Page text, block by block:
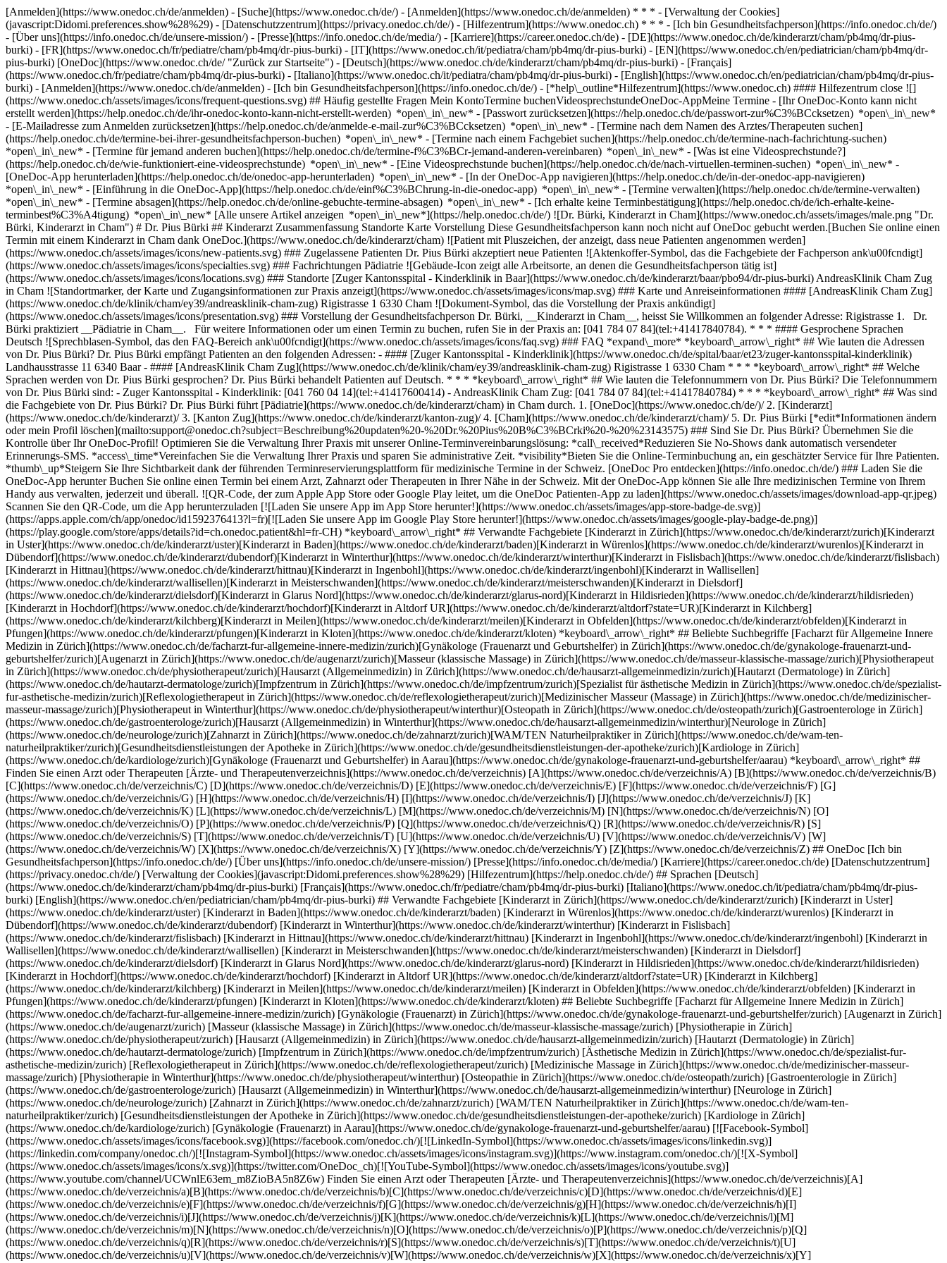
[Anmelden](https://www.onedoc.ch/de/anmelden) - [Suche](https://www.onedoc.ch/de/) - [Anmelden](https://www.onedoc.ch/de/anmelden) * * * - [Verwaltung der Cookies]
(javascript:Didomi.preferences.show%28%29) - [Datenschutzzentrum](https://privacy.onedoc.ch/de/) - [Hilfezentrum](https://www.onedoc.ch) * * * - [Ich bin Gesundheitsfachperson](https://info.onedoc.ch/de/)
- [Über uns](https://info.onedoc.ch/de/unsere-mission/) - [Presse](https://info.onedoc.ch/de/media/) - [Karriere](https://career.onedoc.ch/de) - [DE](https://www.onedoc.ch/de/kinderarzt/cham/pb4mq/dr-pius-
burki) - [FR](https://www.onedoc.ch/fr/pediatre/cham/pb4mq/dr-pius-burki) - [IT](https://www.onedoc.ch/it/pediatra/cham/pb4mq/dr-pius-burki) - [EN](https://www.onedoc.ch/en/pediatrician/cham/pb4mq/dr-
pius-burki) [OneDoc](https://www.onedoc.ch/de/ "Zurück zur Startseite") - [Deutsch](https://www.onedoc.ch/de/kinderarzt/cham/pb4mq/dr-pius-burki) - [Français]
(https://www.onedoc.ch/fr/pediatre/cham/pb4mq/dr-pius-burki) - [Italiano](https://www.onedoc.ch/it/pediatra/cham/pb4mq/dr-pius-burki) - [English](https://www.onedoc.ch/en/pediatrician/cham/pb4mq/dr-pius-
burki) - [Anmelden](https://www.onedoc.ch/de/anmelden) - [Ich bin Gesundheitsfachperson](https://info.onedoc.ch/de/) - [*help\_outline*Hilfezentrum](https://www.onedoc.ch) #### Hilfezentrum close ![]
(https://www.onedoc.ch/assets/images/icons/frequent-questions.svg) ## Häufig gestellte Fragen Mein KontoTermine buchenVideosprechstundeOneDoc-AppMeine Termine - [Ihr OneDoc-Konto kann nicht
erstellt werden](https://help.onedoc.ch/de/ihr-onedoc-konto-kann-nicht-erstellt-werden) *open\_in\_new* - [Passwort zurücksetzen](https://help.onedoc.ch/de/passwort-zur%C3%BCcksetzen) *open\_in\_new*
- [E-Mailadresse zum Anmelden zurücksetzen](https://help.onedoc.ch/de/anmelde-e-mail-zur%C3%BCcksetzen) *open\_in\_new* - [Termine nach dem Namen des Arztes/Therapeuten suchen]
(https://help.onedoc.ch/de/termine-bei-ihrer-gesundheitsfachperson-buchen) *open\_in\_new* - [Termine nach einem Fachgebiet suchen](https://help.onedoc.ch/de/termine-nach-fachrichtung-suchen)
*open\_in\_new* - [Termine für jemand anderen buchen](https://help.onedoc.ch/de/termine-f%C3%BCr-jemand-anderen-vereinbaren) *open\_in\_new* - [Was ist eine Videosprechstunde?]
(https://help.onedoc.ch/de/wie-funktioniert-eine-videosprechstunde) *open\_in\_new* - [Eine Videosprechstunde buchen](https://help.onedoc.ch/de/nach-virtuellen-terminen-suchen) *open\_in\_new* -
[OneDoc-App herunterladen](https://help.onedoc.ch/de/onedoc-app-herunterladen) *open\_in\_new* - [In der OneDoc-App navigieren](https://help.onedoc.ch/de/in-der-onedoc-app-navigieren)
*open\_in\_new* - [Einführung in die OneDoc-App](https://help.onedoc.ch/de/einf%C3%BChrung-in-die-onedoc-app) *open\_in\_new* - [Termine verwalten](https://help.onedoc.ch/de/termine-verwalten) *open\_in\_new* - [Termine absagen](https://help.onedoc.ch/de/online-gebuchte-termine-absagen) *open\_in\_new* - [Ich erhalte keine Terminbestätigung](https://help.onedoc.ch/de/ich-erhalte-keine-terminbest%C3%A4tigung) *open\_in\_new* [Alle unsere Artikel anzeigen *open\_in\_new*](https://help.onedoc.ch/de/) ![Dr. Bürki, Kinderarzt in Cham](https://www.onedoc.ch/assets/images/male.png "Dr. Bürki, Kinderarzt in Cham") # Dr. Pius Bürki ## Kinderarzt Zusammenfassung Standorte Karte Vorstellung Diese Gesundheitsfachperson kann noch nicht auf OneDoc gebucht werden.[Buchen Sie online einen Termin mit einem Kinderarzt in Cham dank OneDoc.](https://www.onedoc.ch/de/kinderarzt/cham) ![Patient mit Pluszeichen, der anzeigt, dass neue Patienten angenommen werden](https://www.onedoc.ch/assets/images/icons/new-patients.svg) ### Zugelassene Patienten Dr. Pius Bürki akzeptiert neue Patienten ![Aktenkoffer-Symbol, das die Fachgebiete der Fachperson ank\u00fcndigt](https://www.onedoc.ch/assets/images/icons/specialties.svg) ### Fachrichtungen Pädiatrie ![Gebäude-Icon zeigt alle Arbeitsorte, an denen die Gesundheitsfachperson tätig ist](https://www.onedoc.ch/assets/images/icons/locations.svg) ### Standorte [Zuger Kantonsspital - Kinderklinik in Baar](https://www.onedoc.ch/de/kinderarzt/baar/pbo94/dr-pius-burki) AndreasKlinik Cham Zug in Cham ![Standortmarker, der Karte und Zugangsinformationen zur Praxis anzeigt](https://www.onedoc.ch/assets/images/icons/map.svg) ### Karte und Anreiseinformationen #### [AndreasKlinik Cham Zug](https://www.onedoc.ch/de/klinik/cham/ey39/andreasklinik-cham-zug) Rigistrasse 1 6330 Cham ![Dokument-Symbol, das die Vorstellung der Praxis ankündigt](https://www.onedoc.ch/assets/images/icons/presentation.svg) ### Vorstellung der Gesundheitsfachperson Dr. Bürki, __Kinderarzt in Cham__, heisst Sie Willkommen an folgender Adresse: Rigistrasse 1. Dr. Bürki praktiziert __Pädiatrie in Cham__. Für weitere Informationen oder um einen Termin zu buchen, rufen Sie in der Praxis an: [041 784 07 84](tel:+41417840784). * * * #### Gesprochene Sprachen Deutsch ![Sprechblasen-Symbol, das den FAQ-Bereich ank\u00fcndigt](https://www.onedoc.ch/assets/images/icons/faq.svg) ### FAQ *expand\_more* *keyboard\_arrow\_right* ## Wie lauten die Adressen von Dr. Pius Bürki? Dr. Pius Bürki empfängt Patienten an den folgenden Adressen: - #### [Zuger Kantonsspital - Kinderklinik](https://www.onedoc.ch/de/spital/baar/et23/zuger-kantonsspital-kinderklinik) Landhausstrasse 11 6340 Baar - #### [AndreasKlinik Cham Zug](https://www.onedoc.ch/de/klinik/cham/ey39/andreasklinik-cham-zug) Rigistrasse 1 6330 Cham * * * *keyboard\_arrow\_right* ## Welche Sprachen werden von Dr. Pius Bürki gesprochen? Dr. Pius Bürki behandelt Patienten auf Deutsch. * * * *keyboard\_arrow\_right* ## Wie lauten die Telefonnummern von Dr. Pius Bürki? Die Telefonnummern von Dr. Pius Bürki sind: - Zuger Kantonsspital - Kinderklinik: [041 760 04 14](tel:+41417600414) - AndreasKlinik Cham Zug: [041 784 07 84](tel:+41417840784) * * * *keyboard\_arrow\_right* ## Was sind die Fachgebiete von Dr. Pius Bürki? Dr. Pius Bürki führt [Pädiatrie](https://www.onedoc.ch/de/kinderarzt/cham) in Cham durch. 1. [OneDoc](https://www.onedoc.ch/de/)/ 2. [Kinderarzt](https://www.onedoc.ch/de/kinderarzt)/ 3. [Kanton Zug](https://www.onedoc.ch/de/kinderarzt/kanton-zug)/ 4. [Cham](https://www.onedoc.ch/de/kinderarzt/cham)/ 5. Dr. Pius Bürki [*edit*Informationen ändern oder mein Profil löschen](mailto:support@onedoc.ch?subject=Beschreibung%20updaten%20-%20Dr.%20Pius%20B%C3%BCrki%20-%20%23143575) ### Sind Sie Dr. Pius Bürki? Übernehmen Sie die Kontrolle über Ihr OneDoc-Profil! Optimieren Sie die Verwaltung Ihrer Praxis mit unserer Online-Terminvereinbarungslösung: *call\_received*Reduzieren Sie No-Shows dank automatisch versendeter Erinnerungs-SMS. *access\_time*Vereinfachen Sie die Verwaltung Ihrer Praxis und sparen Sie administrative Zeit. *visibility*Bieten Sie die Online-Terminbuchung an, ein geschätzter Service für Ihre Patienten. *thumb\_up*Steigern Sie Ihre Sichtbarkeit dank der führenden Terminreservierungsplattform für medizinische Termine in der Schweiz. [OneDoc Pro entdecken](https://info.onedoc.ch/de/) ### Laden Sie die OneDoc-App herunter Buchen Sie online einen Termin bei einem Arzt, Zahnarzt oder Therapeuten in Ihrer Nähe in der Schweiz. Mit der OneDoc-App können Sie alle Ihre medizinischen Termine von Ihrem Handy aus verwalten, jederzeit und überall. ![QR-Code, der zum Apple App Store oder Google Play leitet, um die OneDoc Patienten-App zu laden](https://www.onedoc.ch/assets/images/download-app-qr.jpeg) Scannen Sie den QR-Code, um die App herunterzuladen [![Laden Sie unsere App im App Store herunter!](https://www.onedoc.ch/assets/images/app-store-badge-de.svg)](https://apps.apple.com/ch/app/onedoc/id1592376413?l=fr)[![Laden Sie unsere App im Google Play Store herunter!](https://www.onedoc.ch/assets/images/google-play-badge-de.png)](https://play.google.com/store/apps/details?id=ch.onedoc.patient&hl=fr-CH) *keyboard\_arrow\_right* ## Verwandte Fachgebiete [Kinderarzt in Zürich](https://www.onedoc.ch/de/kinderarzt/zurich)[Kinderarzt in Uster](https://www.onedoc.ch/de/kinderarzt/uster)[Kinderarzt in Baden](https://www.onedoc.ch/de/kinderarzt/baden)[Kinderarzt in Würenlos](https://www.onedoc.ch/de/kinderarzt/wurenlos)[Kinderarzt in Dübendorf](https://www.onedoc.ch/de/kinderarzt/dubendorf)[Kinderarzt in Winterthur](https://www.onedoc.ch/de/kinderarzt/winterthur)[Kinderarzt in Fislisbach](https://www.onedoc.ch/de/kinderarzt/fislisbach)[Kinderarzt in Hittnau](https://www.onedoc.ch/de/kinderarzt/hittnau)[Kinderarzt in Ingenbohl](https://www.onedoc.ch/de/kinderarzt/ingenbohl)[Kinderarzt in Wallisellen](https://www.onedoc.ch/de/kinderarzt/wallisellen)[Kinderarzt in Meisterschwanden](https://www.onedoc.ch/de/kinderarzt/meisterschwanden)[Kinderarzt in Dielsdorf](https://www.onedoc.ch/de/kinderarzt/dielsdorf)[Kinderarzt in Glarus Nord](https://www.onedoc.ch/de/kinderarzt/glarus-nord)[Kinderarzt in Hildisrieden](https://www.onedoc.ch/de/kinderarzt/hildisrieden)[Kinderarzt in Hochdorf](https://www.onedoc.ch/de/kinderarzt/hochdorf)[Kinderarzt in Altdorf UR](https://www.onedoc.ch/de/kinderarzt/altdorf?state=UR)[Kinderarzt in Kilchberg](https://www.onedoc.ch/de/kinderarzt/kilchberg)[Kinderarzt in Meilen](https://www.onedoc.ch/de/kinderarzt/meilen)[Kinderarzt in Obfelden](https://www.onedoc.ch/de/kinderarzt/obfelden)[Kinderarzt in Pfungen](https://www.onedoc.ch/de/kinderarzt/pfungen)[Kinderarzt in Kloten](https://www.onedoc.ch/de/kinderarzt/kloten) *keyboard\_arrow\_right* ## Beliebte Suchbegriffe [Facharzt für Allgemeine Innere Medizin in Zürich](https://www.onedoc.ch/de/facharzt-fur-allgemeine-innere-medizin/zurich)[Gynäkologe (Frauenarzt und Geburtshelfer) in Zürich](https://www.onedoc.ch/de/gynakologe-frauenarzt-und-geburtshelfer/zurich)[Augenarzt in Zürich](https://www.onedoc.ch/de/augenarzt/zurich)[Masseur (klassische Massage) in Zürich](https://www.onedoc.ch/de/masseur-klassische-massage/zurich)[Physiotherapeut in Zürich](https://www.onedoc.ch/de/physiotherapeut/zurich)[Hausarzt (Allgemeinmedizin) in Zürich](https://www.onedoc.ch/de/hausarzt-allgemeinmedizin/zurich)[Hautarzt (Dermatologe) in Zürich](https://www.onedoc.ch/de/hautarzt-dermatologe/zurich)[Impfzentrum in Zürich](https://www.onedoc.ch/de/impfzentrum/zurich)[Spezialist für ästhetische Medizin in Zürich](https://www.onedoc.ch/de/spezialist-fur-asthetische-medizin/zurich)[Reflexologietherapeut in Zürich](https://www.onedoc.ch/de/reflexologietherapeut/zurich)[Medizinischer Masseur (Massage) in Zürich](https://www.onedoc.ch/de/medizinischer-masseur-massage/zurich)[Physiotherapeut in Winterthur](https://www.onedoc.ch/de/physiotherapeut/winterthur)[Osteopath in Zürich](https://www.onedoc.ch/de/osteopath/zurich)[Gastroenterologe in Zürich](https://www.onedoc.ch/de/gastroenterologe/zurich)[Hausarzt (Allgemeinmedizin) in Winterthur](https://www.onedoc.ch/de/hausarzt-allgemeinmedizin/winterthur)[Neurologe in Zürich](https://www.onedoc.ch/de/neurologe/zurich)[Zahnarzt in Zürich](https://www.onedoc.ch/de/zahnarzt/zurich)[WAM/TEN Naturheilpraktiker in Zürich](https://www.onedoc.ch/de/wam-ten-naturheilpraktiker/zurich)[Gesundheitsdienstleistungen der Apotheke in Zürich](https://www.onedoc.ch/de/gesundheitsdienstleistungen-der-apotheke/zurich)[Kardiologe in Zürich](https://www.onedoc.ch/de/kardiologe/zurich)[Gynäkologe (Frauenarzt und Geburtshelfer) in Aarau](https://www.onedoc.ch/de/gynakologe-frauenarzt-und-geburtshelfer/aarau) *keyboard\_arrow\_right* ## Finden Sie einen Arzt oder Therapeuten [Ärzte- und Therapeutenverzeichnis](https://www.onedoc.ch/de/verzeichnis) [A](https://www.onedoc.ch/de/verzeichnis/A) [B](https://www.onedoc.ch/de/verzeichnis/B) [C](https://www.onedoc.ch/de/verzeichnis/C) [D](https://www.onedoc.ch/de/verzeichnis/D) [E](https://www.onedoc.ch/de/verzeichnis/E) [F](https://www.onedoc.ch/de/verzeichnis/F) [G](https://www.onedoc.ch/de/verzeichnis/G) [H](https://www.onedoc.ch/de/verzeichnis/H) [I](https://www.onedoc.ch/de/verzeichnis/I) [J](https://www.onedoc.ch/de/verzeichnis/J) [K](https://www.onedoc.ch/de/verzeichnis/K) [L](https://www.onedoc.ch/de/verzeichnis/L) [M](https://www.onedoc.ch/de/verzeichnis/M) [N](https://www.onedoc.ch/de/verzeichnis/N) [O](https://www.onedoc.ch/de/verzeichnis/O) [P](https://www.onedoc.ch/de/verzeichnis/P) [Q](https://www.onedoc.ch/de/verzeichnis/Q) [R](https://www.onedoc.ch/de/verzeichnis/R) [S](https://www.onedoc.ch/de/verzeichnis/S) [T](https://www.onedoc.ch/de/verzeichnis/T) [U](https://www.onedoc.ch/de/verzeichnis/U) [V](https://www.onedoc.ch/de/verzeichnis/V) [W](https://www.onedoc.ch/de/verzeichnis/W) [X](https://www.onedoc.ch/de/verzeichnis/X) [Y](https://www.onedoc.ch/de/verzeichnis/Y) [Z